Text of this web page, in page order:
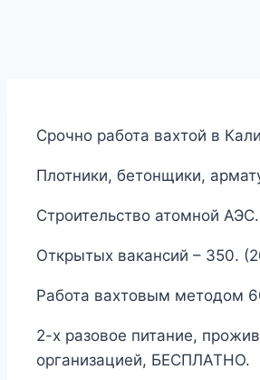
Срочно работа вахтой в
Плотники, бетонщики,
Строительство атомной АЭС.
Открытых вакансий – 350.
Работа вахтовым методом
2-х разовое питание,
организацией, БЕСПЛАТНО.